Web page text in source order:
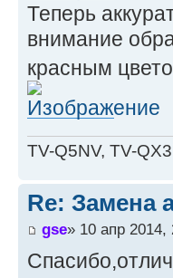
Теперь
внимание
красным
TV-Q5NV, TV-QX3
Re: Замена
gse» 10 апр 2014,